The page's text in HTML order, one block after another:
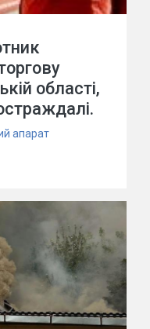
області,
апарат